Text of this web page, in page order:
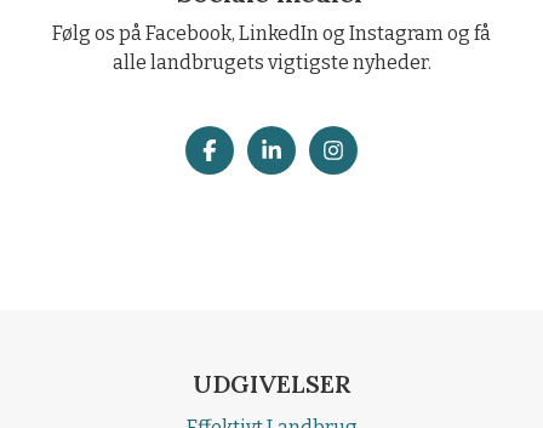
Følg os på Facebook, LinkedIn og Instagram og få
alle landbrugets vigtigste nyheder.
UDGIVELSER